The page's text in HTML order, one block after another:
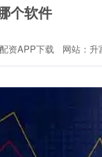
个软件
资APP下载 网站：升